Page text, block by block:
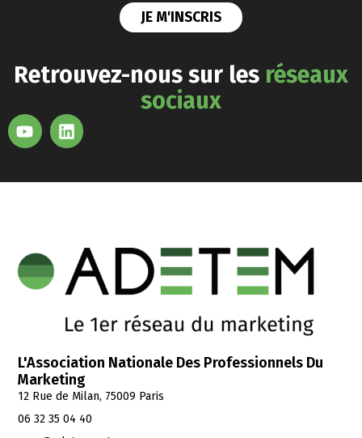
Retrouvez-nous sur les réseaux
sociaux
L'Association Nationale Des Professionnels Du
Marketing
12 Rue de Milan, 75009 Paris
06 32 35 04 40